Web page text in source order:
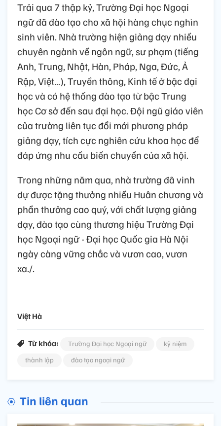
Trải qua 7 thập kỷ, Trường Đại học Ngoại
ngữ đã đào tạo cho xã hội hàng chục nghìn
sinh viên. Nhà trường hiện giảng dạy nhiều
chuyên ngành về ngôn ngữ, sư phạm (tiếng
Anh, Trung, Nhật, Hàn, Pháp, Nga, Đức, Ả
Rập, Việt…), Truyền thông, Kinh tế ở bậc đại
học và có hệ thống đào tạo từ bậc Trung
học Cơ sở đến sau đại học. Đội ngũ giáo viên
của trường liên tục đổi mới phương pháp
giảng dạy, tích cực nghiên cứu khoa học để
đáp ứng nhu cầu biến chuyển của xã hội.
Trong những năm qua, nhà trường đã vinh
dự được tặng thưởng nhiều Huân chương và
phần thưởng cao quý, với chất lượng giảng
dạy, đào tạo cùng thương hiệu Trường Đại
học Ngoại ngữ - Đại học Quốc gia Hà Nội
ngày càng vững chắc và vươn cao, vươn
xa./.
Việt Hà
Từ khóa: Trường Đại học Ngoại ngữ
kỷ niệm
thành lập
đào tạo ngoại ngữ
Tin liên quan